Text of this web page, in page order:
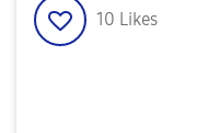
10 Likes